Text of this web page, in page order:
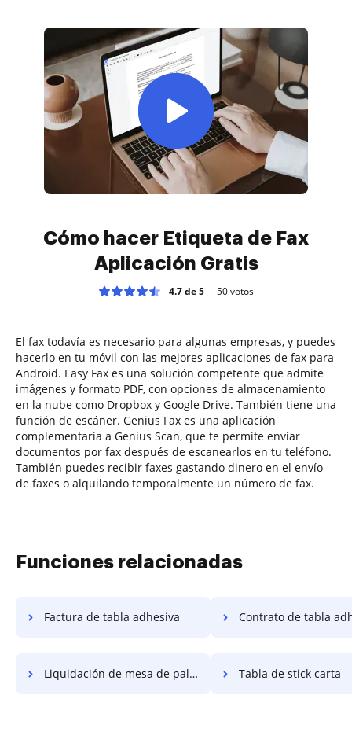
Cómo hacer Etiqueta de Fax
Aplicación Gratis
4.7 de 5 50votos
El fax todavía es necesario para algunas empresas, y puedes
hacerlo en tu móvil con las mejores aplicaciones de fax para
Android. Easy Fax es una solución competente que admite
imágenes y formato PDF, con opciones de almacenamiento
en la nube como Dropbox y Google Drive. También tiene una
función de escáner. Genius Fax es una aplicación
complementaria a Genius Scan, que te permite enviar
documentos por fax después de escanearlos en tu teléfono.
También puedes recibir faxes gastando dinero en el envío
de faxes o alquilando temporalmente un número de fax.
Funciones relacionadas
Factura de tabla adhesiva Contrato de tabla
Liquidación de mesa de palos Tabla de stick carta